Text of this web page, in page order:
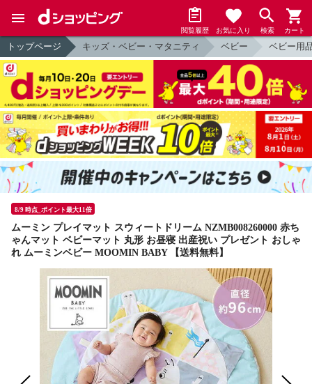
閲覧履歴 お気に入り 検索 カート
トップページ キッズ・ベビー・マタニティ ベビー ベビー用
8/9 時点_ポイント最大11倍
ムーミン プレイマット スウィートドリーム NZMB008260000 赤ち
ゃんマット ベビーマット 丸形 お昼寝 出産祝い プレゼント おしゃ
れ ムーミンベビー MOOMIN BABY 【送料無料】